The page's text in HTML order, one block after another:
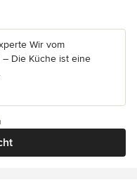
Wir vom
Die Küche ist eine